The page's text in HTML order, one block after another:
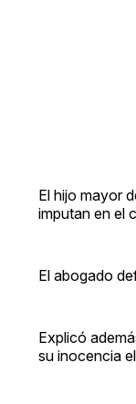
El hijo mayor
imputan en el
El abogado
Explicó
su inocencia